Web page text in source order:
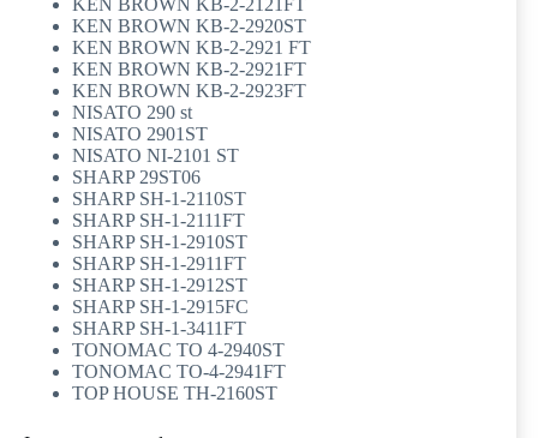
KEN BROWN KB-2-2121FT
KEN BROWN KB-2-2920ST
KEN BROWN KB-2-2921 FT
KEN BROWN KB-2-2921FT
KEN BROWN KB-2-2923FT
NISATO 290 st
NISATO 2901ST
NISATO NI-2101 ST
SHARP 29ST06
SHARP SH-1-2110ST
SHARP SH-1-2111FT
SHARP SH-1-2910ST
SHARP SH-1-2911FT
SHARP SH-1-2912ST
SHARP SH-1-2915FC
SHARP SH-1-3411FT
TONOMAC TO 4-2940ST
TONOMAC TO-4-2941FT
TOP HOUSE TH-2160ST